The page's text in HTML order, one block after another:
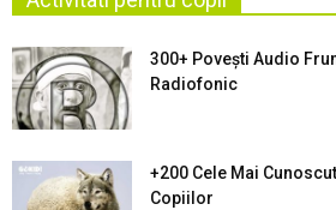
300+ Povești Audio
Radiofonic
+200 Cele Mai
Copiilor